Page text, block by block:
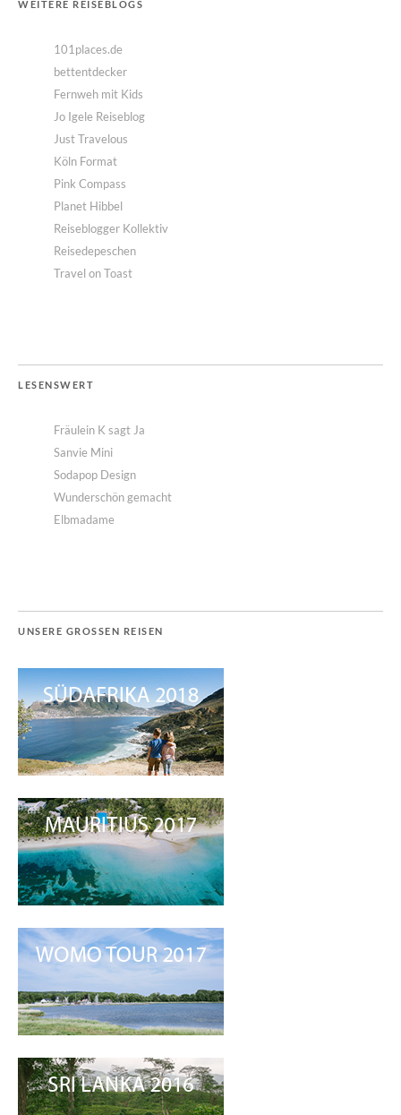
WEITERE REISEBLOGS
101places.de
bettentdecker
Fernweh mit Kids
Jo Igele Reiseblog
Just Travelous
Köln Format
Pink Compass
Planet Hibbel
Reiseblogger Kollektiv
Reisedepeschen
Travel on Toast
LESENSWERT
Fräulein K sagt Ja
Sanvie Mini
Sodapop Design
Wunderschön gemacht
Elbmadame
UNSERE GROSSEN REISEN